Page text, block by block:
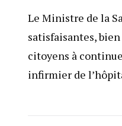
Le Ministre de la
satisfaisantes,
citoyens à
infirmier de